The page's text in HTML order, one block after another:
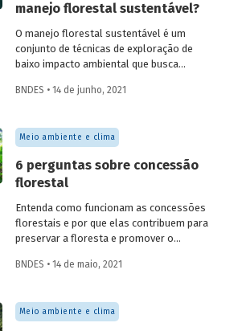
manejo florestal sustentável?
O manejo florestal sustentável é um
conjunto de técnicas de exploração de
baixo impacto ambiental que busca
mantendo-a em pé e contribuindo para a
produtividade, capacidade de regeneração
e demais funções ecológicas, econômicas
preparamos para explicar como isso
funciona.
BNDES • 14 de junho, 2021
Meio ambiente e clima
6 perguntas sobre concessão
florestal
Entenda como funcionam as concessões
florestais e por que elas contribuem para
preservar a floresta e promover o
comunidades locais. Preparamos um
esclarecer as principais dúvidas sobre o
tema.
BNDES • 14 de maio, 2021
Meio ambiente e clima